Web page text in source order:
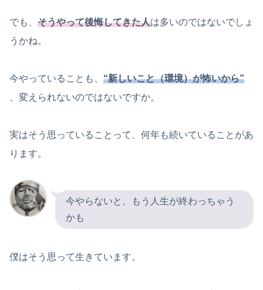
でも、 そうやって後悔してきた人は多いのではないでしょ
うかね。
今やっていることも、 “新しいこと（環境）が怖いから”
、変えられないのではないですか。
実はそう思っていることって、何年も続いていることがあ
ります。
今やらないと、もう人生が終わっちゃう
かも
僕はそう思って生きています。